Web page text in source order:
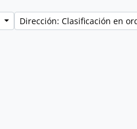
Dirección: Clasificación en